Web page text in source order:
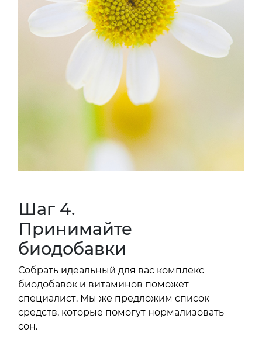
Шаг 4.
Принимайте
биодобавки
Собрать идеальный для вас комплекс
биодобавок и витаминов поможет
специалист. Мы же предложим список
средств, которые помогут нормализовать
сон.